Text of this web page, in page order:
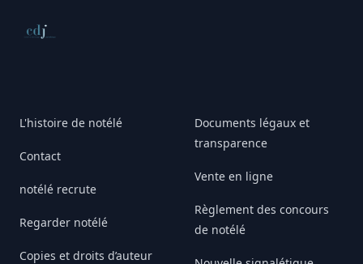
Conseil de déontologie journalistique
L'histoire de notélé
Contact
notélé recrute
Regarder notélé
Copies et droits d’auteur
Documents légaux et
transparence
Vente en ligne
Règlement des concours
de notélé